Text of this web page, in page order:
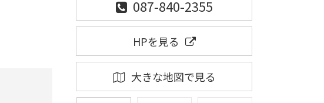
087-840-2355
HPを見る
大きな地図で見る